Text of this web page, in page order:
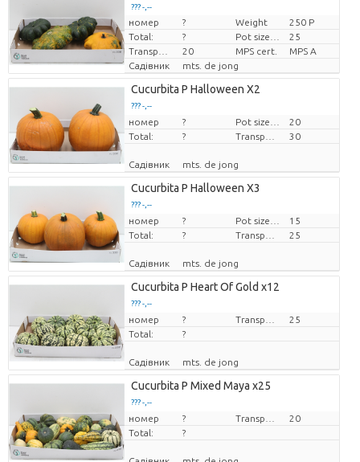
??? -,--
Ціна за штуку
номер ? Weight
250 P
Total:
?
25
20 MPS cert.
MPS A
Садівник
mts. de jong
Cucurbita P Halloween X2
??? -,--
Ціна за штуку
номер ?
20
Total:
? 30
Садівник mts. de jong
Cucurbita P Halloween X3
??? -,--
Ціна за штуку
номер ?
15
Total:
? 25
Садівник mts. de jong
Cucurbita P Heart Of Gold x12
??? -,--
Ціна за штуку
номер ?
25
Total:
?
Садівник mts. de jong
Cucurbita P Mixed Maya x25
??? -,--
Ціна за штуку
номер ?
20
Total:
?